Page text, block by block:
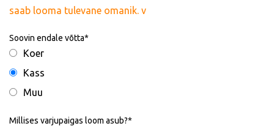
saab looma tulevane omanik. v
Soovin endale võtta
Koer
Kass
Muu
Millises varjupaigas loom asub?